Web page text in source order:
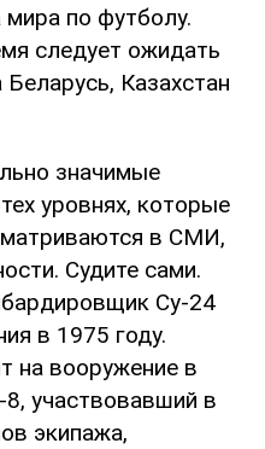
по футболу.
следует ожидать
Казахстан
значимые
уровнях, которые
в СМИ,
Судите сами.
Су-24
в 1975 году.
на вооружение в
участвовавший в
экипажа,